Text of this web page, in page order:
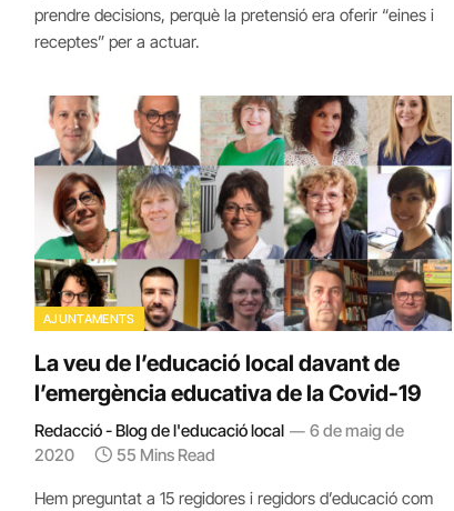
prendre decisions, perquè la pretensió era oferir “eines i
receptes” per a actuar.
AJUNTAMENTS
La veu de l’educació local davant de
l’emergència educativa de la Covid-19
Redacció - Blog de l'educació local
6 de maig de
2020
55 Mins Read
Hem preguntat a 15 regidores i regidors d’educació com